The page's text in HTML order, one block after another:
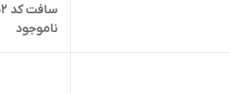
سافت کد 1352-DBE
ناموجود